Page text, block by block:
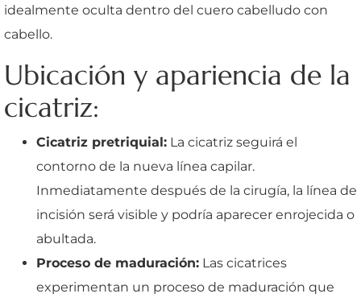
idealmente oculta dentro del cuero cabelludo con
cabello.
Ubicación y apariencia de la
cicatriz:
Cicatriz pretriquial: La cicatriz seguirá el
contorno de la nueva línea capilar.
Inmediatamente después de la cirugía, la línea de
incisión será visible y podría aparecer enrojecida o
abultada.
Proceso de maduración: Las cicatrices
experimentan un proceso de maduración que